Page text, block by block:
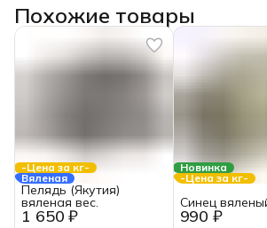
Похожие товары
-Цена за кг-
Вяленая
1 650 ₽
Пелядь (Якутия)
вяленая вес.
Новинка
-Цена за кг-
990 ₽
Синец